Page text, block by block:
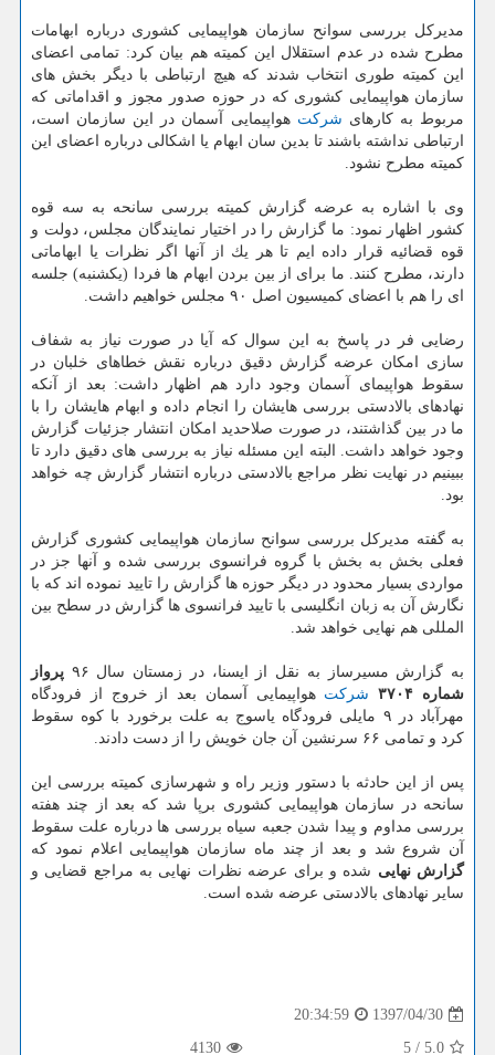
مدیركل بررسی سوانح سازمان هواپیمایی كشوری درباره ابهامات
مطرح شده در عدم استقلال این كمیته هم بیان كرد: تمامی اعضای
این كمیته طوری انتخاب شدند كه هیچ ارتباطی با دیگر بخش های
سازمان هواپیمایی كشوری كه در حوزه صدور مجوز و اقداماتی كه
مربوط به كارهای شركت هواپیمایی آسمان در این سازمان است،
ارتباطی نداشته باشند تا بدین سان ابهام یا اشكالی درباره اعضای این
كمیته مطرح نشود.
وی با اشاره به عرضه گزارش كمیته بررسی سانحه به سه قوه
كشور اظهار نمود: ما گزارش را در اختیار نمایندگان مجلس، دولت و
قوه قضائیه قرار داده ایم تا هر یك از آنها اگر نظرات یا ابهاماتی
دارند، مطرح كنند. ما برای از بین بردن ابهام ها فردا (یكشنبه) جلسه
ای را هم با اعضای كمیسیون اصل ۹۰ مجلس خواهیم داشت.
رضایی فر در پاسخ به این سوال كه آیا در صورت نیاز به شفاف
سازی امكان عرضه گزارش دقیق درباره نقش خطاهای خلبان در
سقوط هواپیمای آسمان وجود دارد هم اظهار داشت: بعد از آنكه
نهادهای بالادستی بررسی هایشان را انجام داده و ابهام هایشان را با
ما در بین گذاشتند، در صورت صلاحدید امكان انتشار جزئیات گزارش
وجود خواهد داشت. البته این مسئله نیاز به بررسی های دقیق دارد تا
ببینیم در نهایت نظر مراجع بالادستی درباره انتشار گزارش چه خواهد
بود.
به گفته مدیركل بررسی سوانح سازمان هواپیمایی كشوری گزارش
فعلی بخش به بخش با گروه فرانسوی بررسی شده و آنها جز در
مواردی بسیار محدود در دیگر حوزه ها گزارش را تایید نموده اند كه با
نگارش آن به زبان انگلیسی با تایید فرانسوی ها گزارش در سطح بین
المللی هم نهایی خواهد شد.
به گزارش مسیرساز به نقل از ایسنا، در زمستان سال ۹۶
پرواز
شماره ۳۷۰۴
شركت هواپیمایی آسمان بعد از خروج از فرودگاه
مهرآباد در ۹ مایلی فرودگاه یاسوج به علت برخورد با كوه سقوط
كرد و تمامی ۶۶ سرنشین آن جان خویش را از دست دادند.
پس از این حادثه با دستور وزیر راه و شهرسازی كمیته بررسی این
سانحه در سازمان هواپیمایی كشوری برپا شد كه بعد از چند هفته
بررسی مداوم و پیدا شدن جعبه سیاه بررسی ها درباره علت سقوط
آن شروع شد و بعد از چند ماه سازمان هواپیمایی اعلام نمود كه
گزارش نهایی شده و برای عرضه نظرات نهایی به مراجع قضایی و
سایر نهادهای بالادستی عرضه شده است.
1397/04/30
20:34:59
5.0
/
5
4130